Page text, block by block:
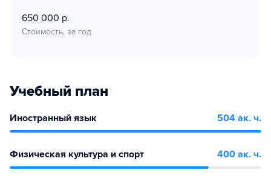
650 000 р.
Стоимость, за год
Учебный план
Иностранный язык 504 ак. ч.
Физическая культура и спорт 400 ак. ч.